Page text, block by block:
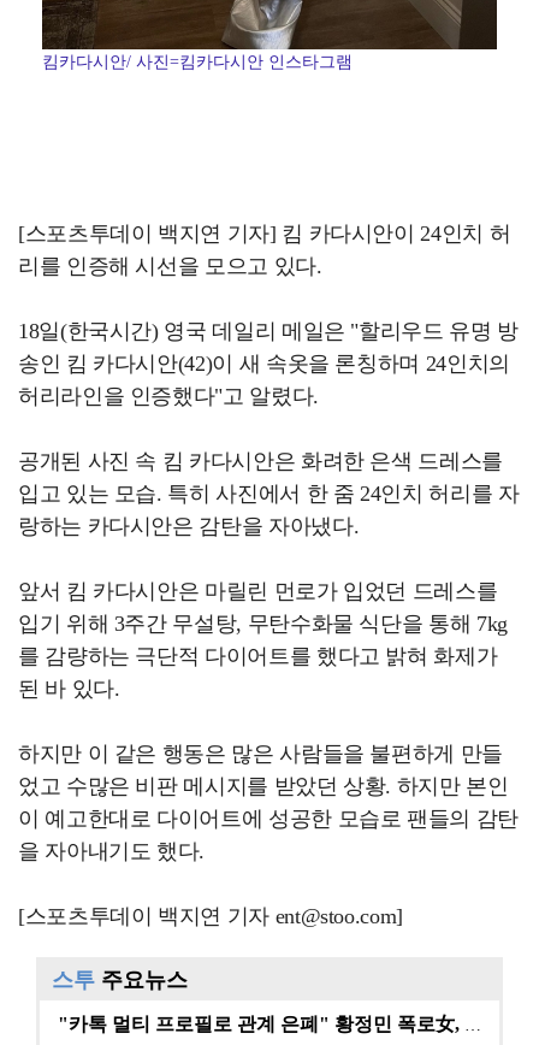
킴카다시안/ 사진=킴카다시안 인스타그램
[스포츠투데이 백지연 기자] 킴 카다시안이 24인치 허
리를 인증해 시선을 모으고 있다.
18일(한국시간) 영국 데일리 메일은 "할리우드 유명 방
송인 킴 카다시안(42)이 새 속옷을 론칭하며 24인치의
허리라인을 인증했다"고 알렸다.
공개된 사진 속 킴 카다시안은 화려한 은색 드레스를
입고 있는 모습. 특히 사진에서 한 줌 24인치 허리를 자
랑하는 카다시안은 감탄을 자아냈다.
앞서 킴 카다시안은 마릴린 먼로가 입었던 드레스를
입기 위해 3주간 무설탕, 무탄수화물 식단을 통해 7kg
를 감량하는 극단적 다이어트를 했다고 밝혀 화제가
된 바 있다.
하지만 이 같은 행동은 많은 사람들을 불편하게 만들
었고 수많은 비판 메시지를 받았던 상황. 하지만 본인
이 예고한대로 다이어트에 성공한 모습로 팬들의 감탄
을 자아내기도 했다.
[스포츠투데이 백지연 기자 ent@stoo.com]
스투 주요뉴스